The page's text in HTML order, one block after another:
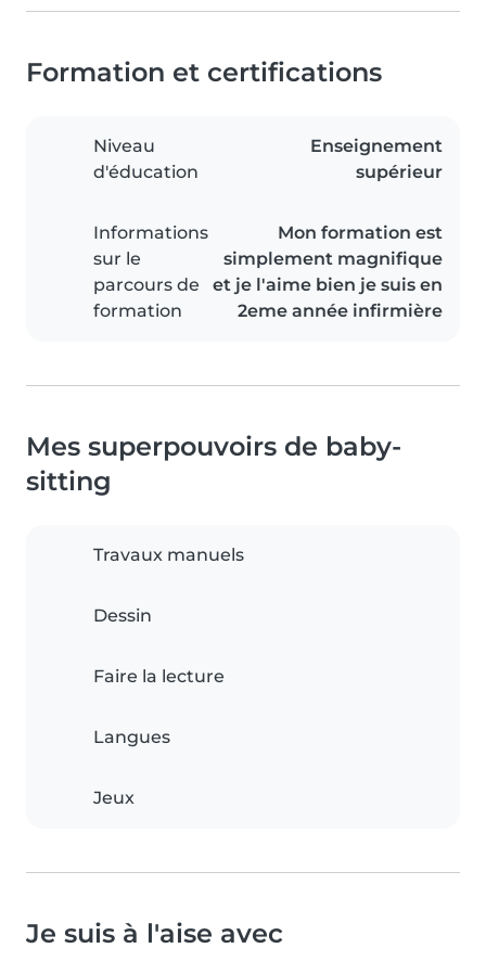
Formation et certifications
Niveau
d'éducation
Enseignement
supérieur
Informations
sur le
parcours de
formation
Mon formation est
simplement magnifique
et je l'aime bien je suis en
2eme année infirmière
Mes superpouvoirs de baby-
sitting
Travaux manuels
Dessin
Faire la lecture
Langues
Jeux
Je suis à l'aise avec